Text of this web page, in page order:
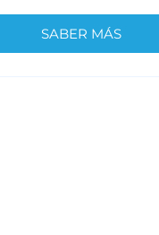
SABER MÁS